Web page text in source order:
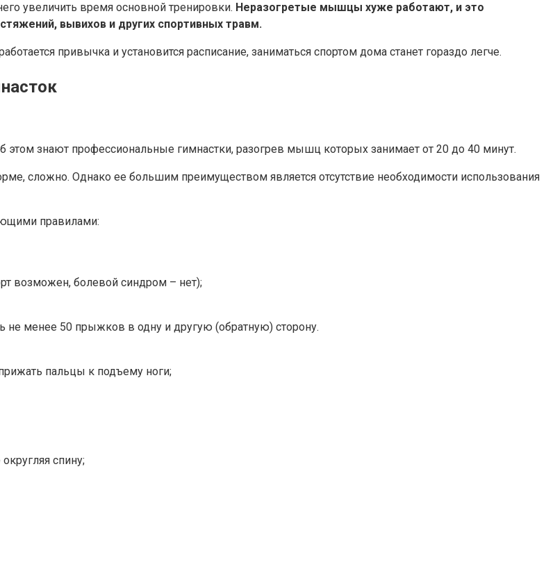
увеличить время основной тренировки. Неразогретые мышцы хуже работают, и это
вывихов и других спортивных травм.
привычка и установится расписание, заниматься спортом дома станет гораздо легче.
знают профессиональные гимнастки, разогрев мышц которых занимает от 20 до 40 минут.
сложно. Однако ее большим преимуществом является отсутствие необходимости использования
правилами:
возможен, болевой синдром – нет);
не менее 50 прыжков в одну и другую (обратную) сторону.
пальцы к подъему ноги;
спину;